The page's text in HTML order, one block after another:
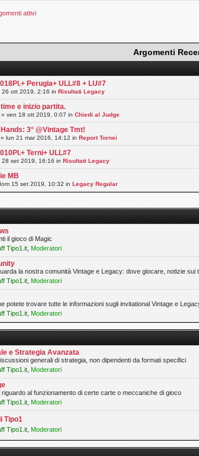
attivi
Argomenti
Perugia+ ULL#8 + LU#7
26 ott 2019, 2:16 inRisultati Legacy
e inizio partita.
» ven 18 ott 2019, 0:07 inChiedi al Judge
3° @Vintage Tmt!
» lun 21 mar 2016, 14:12 inReport Tornei
Terni+ ULL#7
28 set 2019, 16:16 inRisultati Legacy
MB
15 set 2019, 10:32 inLegacy Regular
il gioco di Magic
Tipo1.it Moderatori
la nostra comunità Vintage e Legacy: dove giocare, notizie
Tipo1.it Moderatori
potete trovare tutte le informazioni sugli invitational Vintage e
Tipo1.it Moderatori
e Strategia Avanzata
generali di strategia, non dipendenti da formati specifici
Tipo1.it Moderatori
riguardo al funzionamento di certe carte o meccaniche di gioco
Tipo1.it Moderatori
Tipo1
Tipo1.it Moderatori